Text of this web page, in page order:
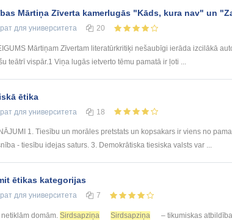
Mārtiņa Zīverta kamerlugās "Kāds, kura nav" un
для университета 20
Mārtiņam Zīvertam literatūrkritiķi nešaubīgi ierāda izcilākā
teātrī vispār.1 Viņa lugās ietverto tēmu pamatā ir ļoti ...
ētika
для университета 18
1. Tiesību un morāles pretstats un kopsakars ir viens no
- tiesību idejas saturs. 3. Demokrātiska tiesiska valsts var ...
ētikas kategorijas
для университета 7
netiklām domām. Sirdsapziņa Sirdsapziņa
– tikumiskas